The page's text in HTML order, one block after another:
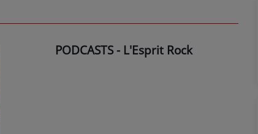
PODCASTS - L'Esprit Rock